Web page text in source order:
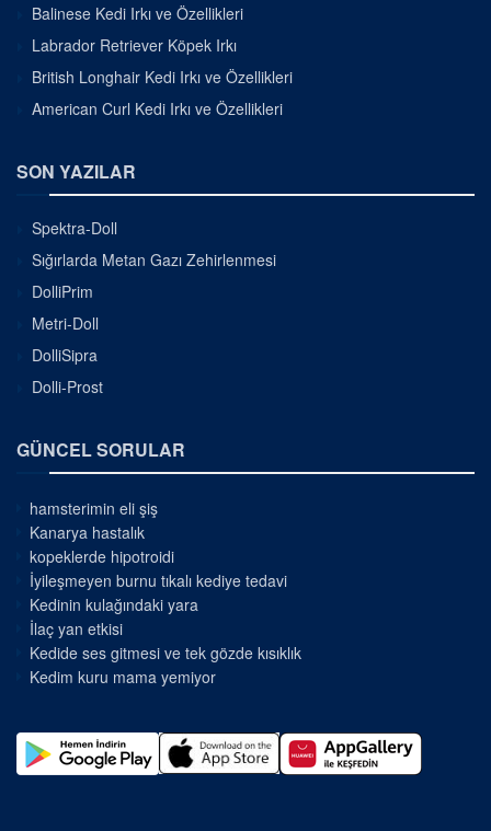
Balinese Kedi Irkı ve Özellikleri
Labrador Retriever Köpek Irkı
British Longhair Kedi Irkı ve Özellikleri
American Curl Kedi Irkı ve Özellikleri
SON YAZILAR
Spektra-Doll
Sığırlarda Metan Gazı Zehirlenmesi
DolliPrim
Metri-Doll
DolliSipra
Dolli-Prost
GÜNCEL SORULAR
hamsterimin eli şiş
Kanarya hastalık
kopeklerde hipotroidi
İyileşmeyen burnu tıkalı kediye tedavi
Kedinin kulağındaki yara
İlaç yan etkisi
Kedide ses gitmesi ve tek gözde kısıklık
Kedim kuru mama yemiyor